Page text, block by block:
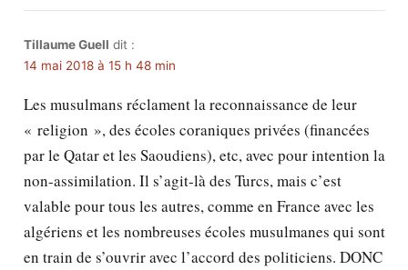
Tillaume Guell dit :
14 mai 2018 à 15 h 48 min
Les musulmans réclament la reconnaissance de leur
« religion », des écoles coraniques privées (financées
par le Qatar et les Saoudiens), etc, avec pour intention la
non-assimilation. Il s’agit-là des Turcs, mais c’est
valable pour tous les autres, comme en France avec les
algériens et les nombreuses écoles musulmanes qui sont
en train de s’ouvrir avec l’accord des politiciens. DONC